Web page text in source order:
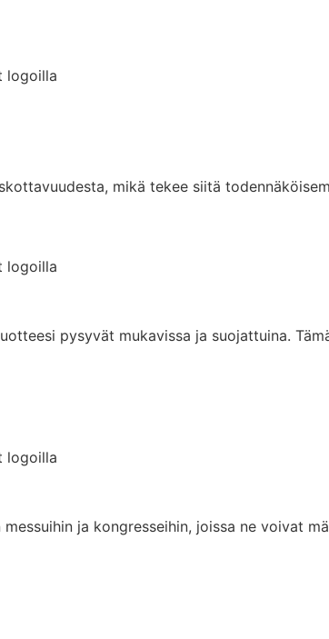
mikä tekee siitä
pysyvät mukavissa ja suojattuina.
ja kongresseihin, joissa ne voivat